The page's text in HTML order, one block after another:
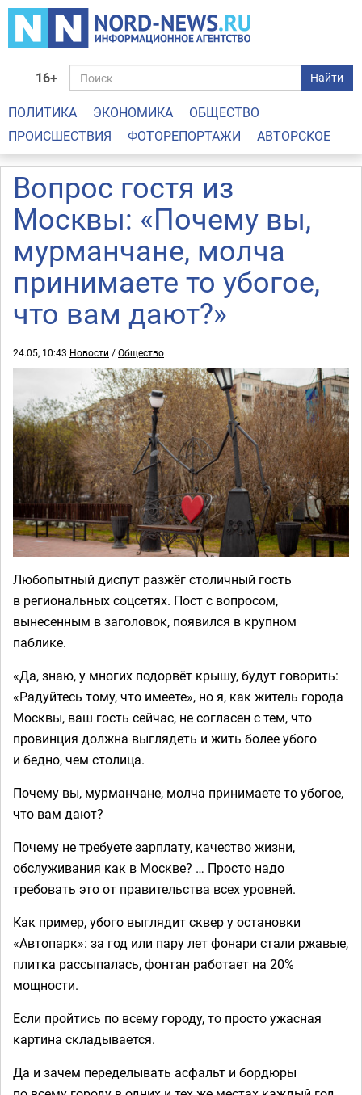
16+ Найти
ПОЛИТИКА ЭКОНОМИКА
ОБЩЕСТВО
ПРОИСШЕСТВИЯ
ФОТОРЕПОРТАЖИ АВТОРСКОЕ
Вопрос гостя из
Москвы: «Почему вы,
мурманчане, молча
принимаете то убогое,
что вам дают?»
24.05, 10:43 Новости /Общество
Любопытный диспут разжёг столичный гость
в региональных соцсетях. Пост с вопросом,
вынесенным в заголовок, появился в крупном
паблике.
«Да, знаю, у многих подорвёт крышу, будут говорить:
«Радуйтесь тому, что имеете», но я, как житель города
Москвы, ваш гость сейчас, не согласен с тем, что
провинция должна выглядеть и жить более убого
и бедно, чем столица.
Почему вы, мурманчане, молча принимаете то убогое,
что вам дают?
Почему не требуете зарплату, качество жизни,
обслуживания как в Москве? … Просто надо
требовать это от правительства всех уровней.
Как пример, убого выглядит сквер у остановки
«Автопарк»: за год или пару лет фонари стали ржавые,
плитка рассыпалась, фонтан работает на 20%
мощности.
Если пройтись по всему городу, то просто ужасная
картина складывается.
Да и зачем переделывать асфальт и бордюры